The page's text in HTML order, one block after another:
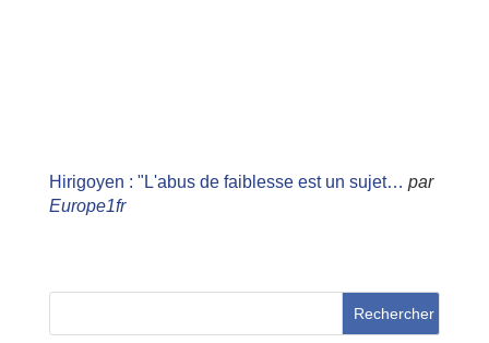
Hirigoyen : "L'abus de faiblesse est un sujet… par
Europe1fr